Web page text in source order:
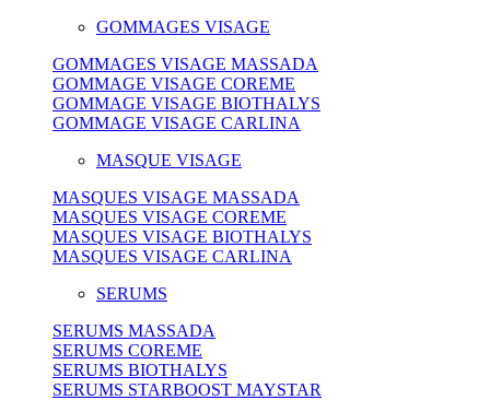
GOMMAGES VISAGE
GOMMAGES VISAGE MASSADA
GOMMAGE VISAGE COREME
GOMMAGE VISAGE BIOTHALYS
GOMMAGE VISAGE CARLINA
MASQUE VISAGE
MASQUES VISAGE MASSADA
MASQUES VISAGE COREME
MASQUES VISAGE BIOTHALYS
MASQUES VISAGE CARLINA
SERUMS
SERUMS MASSADA
SERUMS COREME
SERUMS BIOTHALYS
SERUMS STARBOOST MAYSTAR